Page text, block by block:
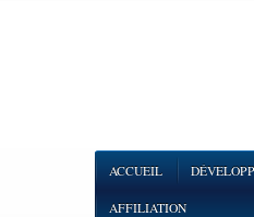
ACCUEIL
AFFILIATION